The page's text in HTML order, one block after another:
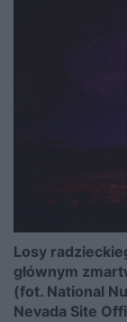
Losy
głównym
(fot. National
Nevada Site